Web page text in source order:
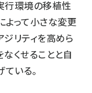
行環境の移植性
よって小さな変更
ジリティを高めら
くせることと自
いる。